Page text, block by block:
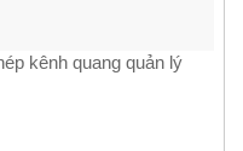
kênh quang quản lý